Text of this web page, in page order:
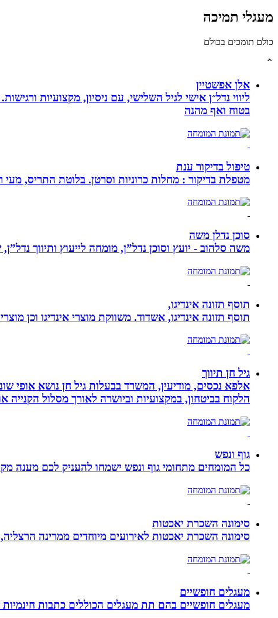
מעגלי תמיכה
כולם תומכים בכולם
⌃
אלן אפשטיין
ליווי נדל״ן אישי לגיל השלישי, עם ניסיון, מקצועיות
בטוח ואף מהנה
טיפול בדיקור ענת
מטפלת בדיקור : מחלות כרוניות וסרטן. בלוטת התריס, מעי
סוכן נדלן משה
משה סלהוב - יועץ וסוכן נדל”ן, מומחה לייעוץ ותיווך
תוסף תזונה אינדיגו,
תוסף תזונה אינדיגו, אשדוד. משווקת מוצרי אינדיגו וכן
גיל חן תיווך
אלפא נכסים, מודיעין, המשרד בבעלות גיל חן נושא אופי
הלקוח בביטחון, במקצועיות וביושרה לאורך מסלול
גוף ונפש
כל המומחים מתחומי גוף ונפש ישמחו להעניק לכם מענה
סימונה השכרת יאכטות
סימונה השכרת יאכטות לאירועים מיוחדים ממרינה הרצליה,
מעגלים חופשיים
מעגלים חופשיים בהם תת מעגלים הכוללים כתבות